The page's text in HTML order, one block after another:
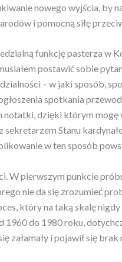
nowego wyjścia, by
i pomocną siłę
funkcję pasterza w
postawić sobie
– w jaki sposób,
spotkania
notatki, dzięki którym mogę
Stanu
w ten sposób
W pierwszym punkcie
nie da się zrozumieć
który na taką skalę
1960 do 1980 roku,
załamały i pojawił się